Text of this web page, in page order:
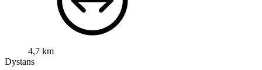
4,7 km
Dystans